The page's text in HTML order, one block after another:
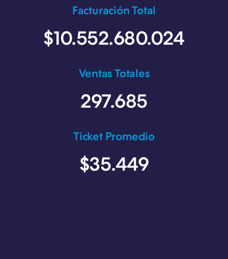
Facturación Total
$10.552.680.024
Ventas Totales
297.685
Ticket Promedio
$35.449